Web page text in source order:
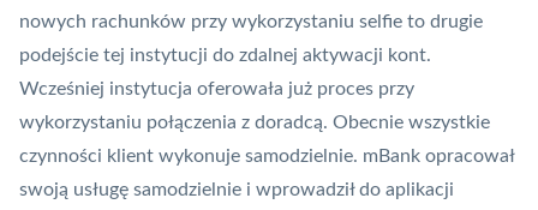
nowych rachunków przy wykorzystaniu selfie to drugie
podejście tej instytucji do zdalnej aktywacji kont.
Wcześniej instytucja oferowała już proces przy
wykorzystaniu połączenia z doradcą. Obecnie wszystkie
czynności klient wykonuje samodzielnie. mBank opracował
swoją usługę samodzielnie i wprowadził do aplikacji